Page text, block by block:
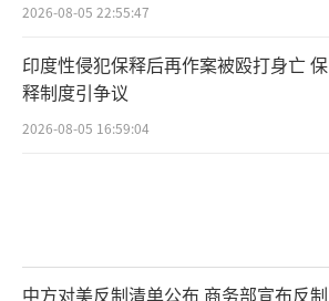
2026-08-05 22:55:47
印度性侵犯保释后再作案被殴打身亡 保
释制度引争议
2026-08-05 16:59:04
中方对美反制清单公布 商务部宣布反制